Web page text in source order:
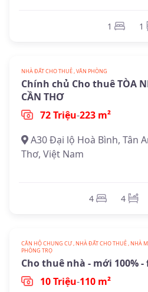
1 1
NHÀ ĐẤT CHO THUÊ , VĂN PHÒNG
Chính chủ Cho thuê TÒA
CẦN THƠ
72 Triệu-223 m²
A30 Đại lộ Hoà Bình, Tân
Thơ, Việt Nam
4 4
CĂN HỘ CHUNG CƯ , NHÀ ĐẤT CHO THUÊ , NHÀ
PHÒNG TRỌ
Cho thuê nhà - mới 100%
10 Triệu-110 m²